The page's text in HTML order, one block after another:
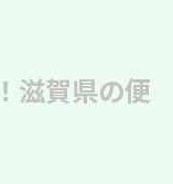
滋賀県の便